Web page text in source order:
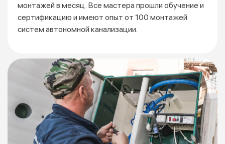
монтажей в месяц. Все мастера прошли обучение и
сертификацию и имеют опыт от 100 монтажей
систем автономной канализации.